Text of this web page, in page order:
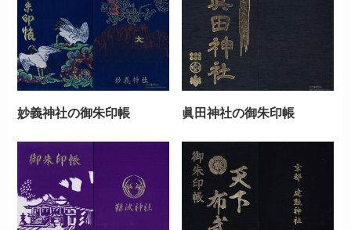
妙義神社の御朱印帳 眞田神社の御朱印帳